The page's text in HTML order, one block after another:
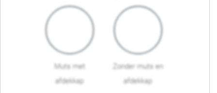
Muts met
afdekkap
Zonder muts en
afdekkap